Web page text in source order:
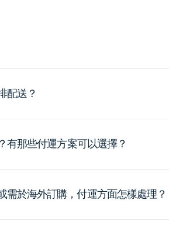
配送？
有那些付運方案可以選擇？
於海外訂購，付運方面怎樣處理？